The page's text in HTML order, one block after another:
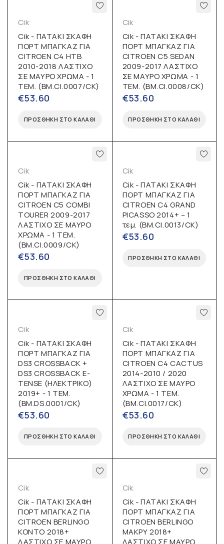
Cik
Cik - ΠΑΤΑΚΙ ΣΚΑΦΗ
ΠΟΡΤ ΜΠΑΓΚΑΖ ΓΙΑ
CITROEN C4 HTB
2010-2018 ΛΑΣΤΙΧΟ
ΣΕ ΜΑΥΡΟ ΧΡΩΜΑ - 1
ΤΕΜ. (BM.CI.0007/CK)
€53.60
ΠΡΟΣΘΉΚΗ ΣΤΟ ΚΑΛΆΘΙ
Cik
Cik - ΠΑΤΑΚΙ ΣΚΑΦΗ
ΠΟΡΤ ΜΠΑΓΚΑΖ ΓΙΑ
CITROEN C5 SEDAN
2009-2017 ΛΑΣΤΙΧΟ
ΣΕ ΜΑΥΡΟ ΧΡΩΜΑ - 1
ΤΕΜ. (BM.CI.0008/CK)
€53.60
ΠΡΟΣΘΉΚΗ ΣΤΟ ΚΑΛΆΘΙ
Cik
Cik - ΠΑΤΑΚΙ ΣΚΑΦΗ
ΠΟΡΤ ΜΠΑΓΚΑΖ ΓΙΑ
CITROEN C5 COMBI
TOURER 2009-2017
ΛΑΣΤΙΧΟ ΣΕ ΜΑΥΡΟ
ΧΡΩΜΑ - 1 ΤΕΜ.
(BM.CI.0009/CK)
€53.60
ΠΡΟΣΘΉΚΗ ΣΤΟ ΚΑΛΆΘΙ
Cik
Cik - ΠΑΤΑΚΙ ΣΚΑΦΗ
ΠΟΡΤ ΜΠΑΓΚΑΖ ΓΙΑ
CITROEN C4 GRAND
PICASSO 2014+ – 1
τεμ. (BM.CI.0013/CK)
€53.60
ΠΡΟΣΘΉΚΗ ΣΤΟ ΚΑΛΆΘΙ
Cik
Cik - ΠΑΤΑΚΙ ΣΚΑΦΗ
ΠΟΡΤ ΜΠΑΓΚΑΖ ΓΙΑ
DS3 CROSSBACK +
DS3 CROSSBACK E-
TENSE (ΗΛΕΚΤΡΙΚΟ)
2019+ - 1 ΤΕΜ.
(BM.DS.0001/CK)
€53.60
ΠΡΟΣΘΉΚΗ ΣΤΟ ΚΑΛΆΘΙ
Cik
Cik - ΠΑΤΑΚΙ ΣΚΑΦΗ
ΠΟΡΤ ΜΠΑΓΚΑΖ ΓΙΑ
CITROEN C4 CACTUS
2014-2010 / 2020
ΛΑΣΤΙΧΟ ΣΕ ΜΑΥΡΟ
ΧΡΩΜΑ - 1 ΤΕΜ.
(BM.CI.0017/CK)
€53.60
ΠΡΟΣΘΉΚΗ ΣΤΟ ΚΑΛΆΘΙ
Cik
Cik - ΠΑΤΑΚΙ ΣΚΑΦΗ
ΠΟΡΤ ΜΠΑΓΚΑΖ ΓΙΑ
CITROEN BERLINGO
ΚΟΝΤΟ 2018+
ΛΑΣΤΙΧΟ ΣΕ ΜΑΥΡΟ
Cik
Cik - ΠΑΤΑΚΙ ΣΚΑΦΗ
ΠΟΡΤ ΜΠΑΓΚΑΖ ΓΙΑ
CITROEN BERLINGO
ΜΑΚΡΥ 2018+
ΛΑΣΤΙΧΟ ΣΕ ΜΑΥΡΟ